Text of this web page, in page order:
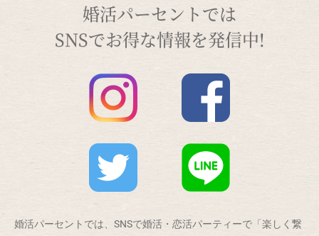
婚活パーセントでは
SNSでお得な情報を発信中!
婚活パーセントでは、SNSで婚活・恋活パーティーで「楽しく繋